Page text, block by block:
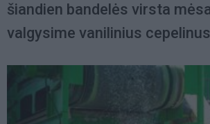
šiandien bandelės virsta
valgysime vanilinius